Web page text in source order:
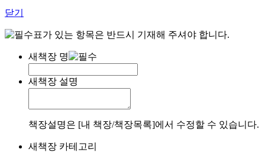
닫기
표가 있는 항목은 반드시 기재해 주셔야 합니다.
새책장 명
새책장 설명
책장설명은 [내 책장/책장목록]에서 수정할 수 있습니다.
새책장 카테고리